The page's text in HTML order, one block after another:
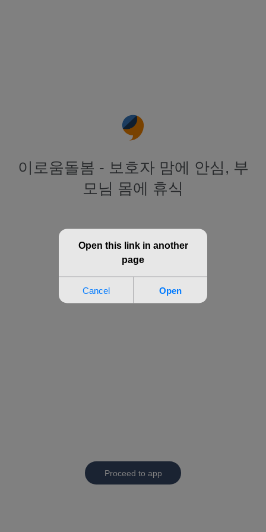
이로움돌봄 - 보호자 맘에 안심, 부
모님 몸에 휴식
Proceed to app